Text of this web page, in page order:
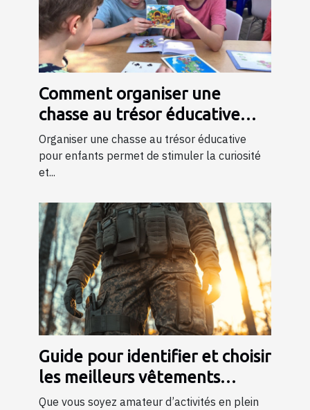
Comment organiser une
chasse au trésor éducative
pour enfants
Organiser une chasse au trésor éducative
pour enfants permet de stimuler la curiosité
et...
Guide pour identifier et choisir
les meilleurs vêtements
tactiques
Que vous soyez amateur d’activités en plein